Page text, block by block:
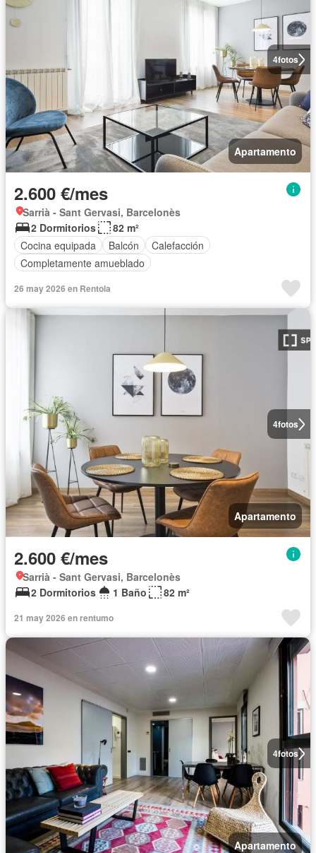
4fotos
Apartamento
2.600 €/mes
Sarrià - Sant Gervasi, Barcelonès
2 Dormitorios
82 m²
Cocina equipada
Balcón
Calefacción
Completamente amueblado
26 may 2026 en Rentola
4fotos
Apartamento
2.600 €/mes
Sarrià - Sant Gervasi, Barcelonès
2 Dormitorios
1 Baño 82 m²
21 may 2026 en rentumo
4fotos
Apartamento